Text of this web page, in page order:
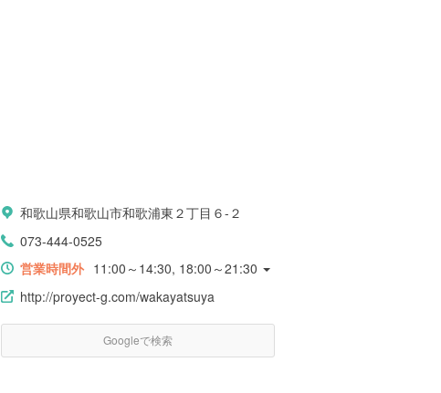
和歌山県和歌山市和歌浦東２丁目６-２
073-444-0525
営業時間外 11:00～14:30, 18:00～21:30
http://proyect-g.com/wakayatsuya
Googleで検索